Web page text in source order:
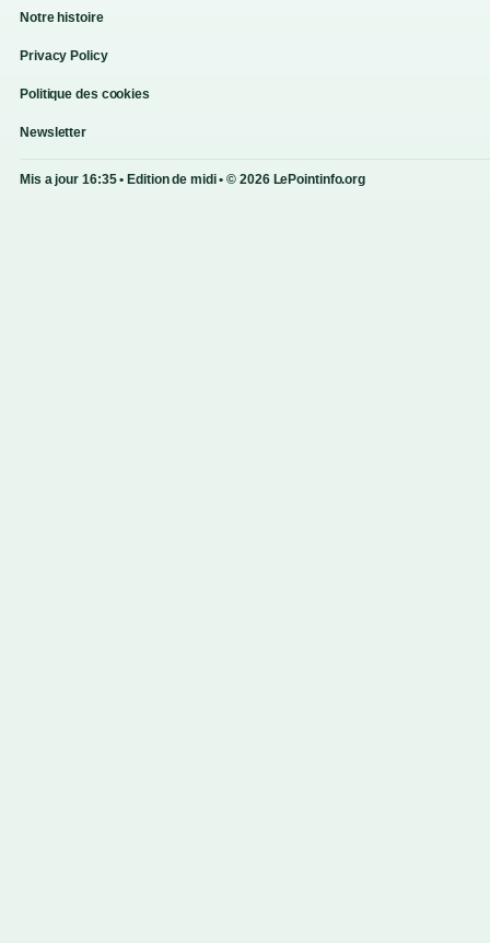
Notre histoire
Privacy Policy
Politique des cookies
Newsletter
Mis a jour 16:35 • Edition de midi • © 2026 LePointinfo.org